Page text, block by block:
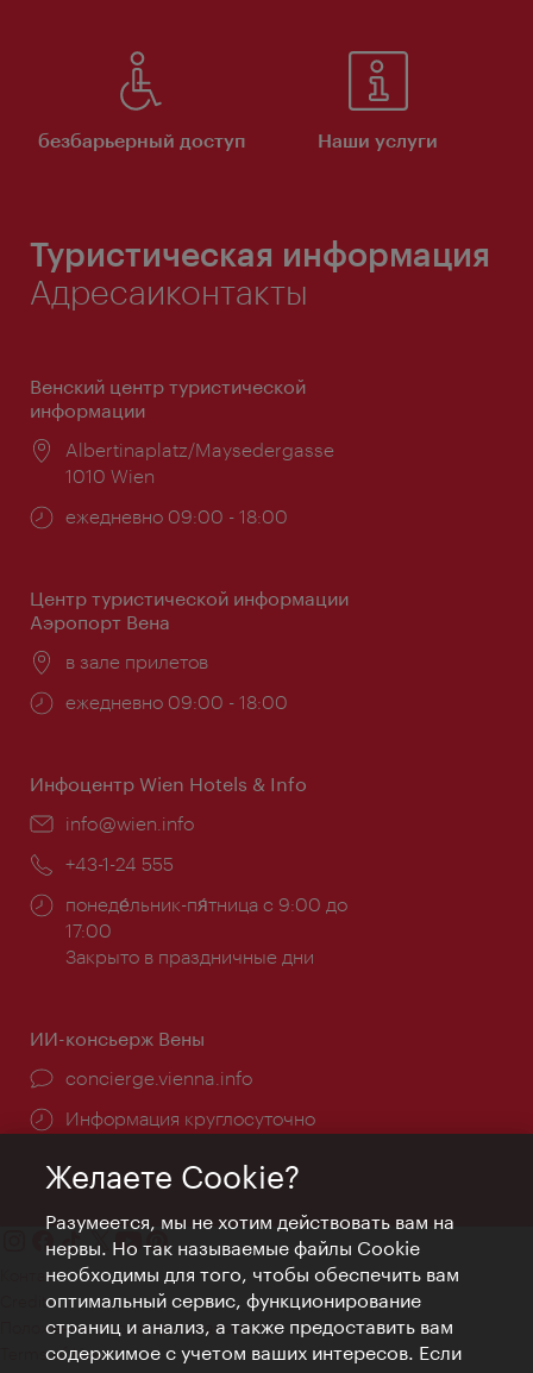
безбарьерный доступ Наши услуги
Туристическая информация
Адресаиконтакты
Венский центр туристической
информации
Расположение:
Albertinaplatz/Maysedergasse
1010 Wien
Часы
ежедневно 09:00 - 18:00
Центр туристической информации
Аэропорт Вена
Расположение:
в зале прилетов
Часы
ежедневно 09:00 - 18:00
Инфоцентр Wien Hotels & Info
Эл.
info@wien.info
Телефон:
+43-1-24 555
Часы
работы:
понеде́льник-пя́тница с 9:00 до
17:00
Закрыто в праздничные дни
ИИ-консьерж Вены
concierge.vienna.info
Информация круглосуточно
Контакт
Credits
Положение о конфиденциальности
Terms of Use
Желаете Cookie?
Разумеется, мы не хотим действовать вам на
нервы. Но так называемые файлы Cookie
необходимы для того, чтобы обеспечить вам
оптимальный сервис, функционирование
страниц и анализ, а также предоставить вам
содержимое с учетом ваших интересов. Если